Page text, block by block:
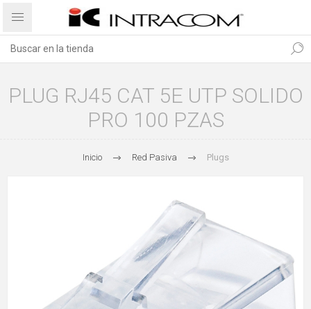
PLUG RJ45 CAT 5E UTP SOLIDO
PRO 100 PZAS
Inicio Red Pasiva Plugs